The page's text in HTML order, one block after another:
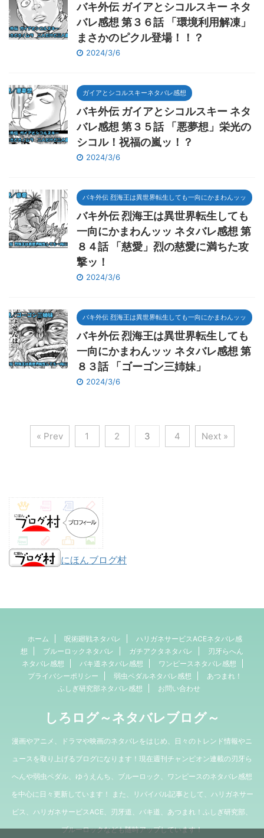
バキ外伝 ガイアとシコルスキー ネタ
バレ感想 第３６話 「環境利用解凍」
まさかのピクル登場！！？
2024/3/6
ガイアとシコルスキーネタバレ感想
バキ外伝 ガイアとシコルスキー ネタ
バレ感想 第３５話 「悪夢想」栄光の
シコル！祝福の嵐ッ！？
2024/3/6
バキ外伝 烈海王は異世界転生しても一向にかまわんッッ
バキ外伝 烈海王は異世界転生しても
一向にかまわんッッ ネタバレ感想 第
８４話 「慈愛」烈の慈愛に満ちた攻
撃ッ！
2024/3/6
バキ外伝 烈海王は異世界転生しても一向にかまわんッッ
バキ外伝 烈海王は異世界転生しても
一向にかまわんッッ ネタバレ感想 第
８３話 「ゴーゴン三姉妹」
2024/3/6
« Prev 1 2 3 4 Next »
にほんブログ村
ホーム 呪術廻戦ネタバレ
ハリガネサービスACEネタバレ感
想
ブルーロックネタバレ ガチアクタネタバレ
刃牙らへん
ネタバレ感想
バキ道ネタバレ感想
ワンピースネタバレ感想
プライバシーポリシー
弱虫ペダルネタバレ感想
あつまれ！
ふしぎ研究部ネタバレ感想
お問い合わせ
しろログ～ネタバレブログ～
漫画やアニメ、ドラマや映画のネタバレをはじめ、日々のトレンド情報やニ
ュースを取り上げるブログになります！現在週刊チャンピオン連載の刃牙ら
へんや弱虫ペダル、ゆうえんち、ブルーロック、ワンピースのネタバレ感想
を中心に日々更新しています！ また、リバイバル記事として、ハリガネサー
ビス、ハリガネサービスACE、刃牙道、バキ道、あつまれ！ふしぎ研究部、
ブルーロックなども随時アップしています！